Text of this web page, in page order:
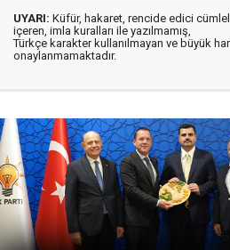
UYARI: Küfür, hakaret, rencide edici
içeren, imla kuralları ile yazılmamış,
Türkçe karakter kullanılmayan ve büyük
onaylanmamaktadır.